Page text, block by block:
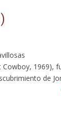
1969),
de